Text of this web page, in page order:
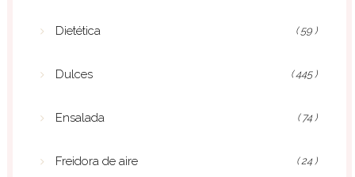
Dietética ( 59 )
Dulces ( 445 )
Ensalada ( 74 )
Freidora de aire ( 24 )